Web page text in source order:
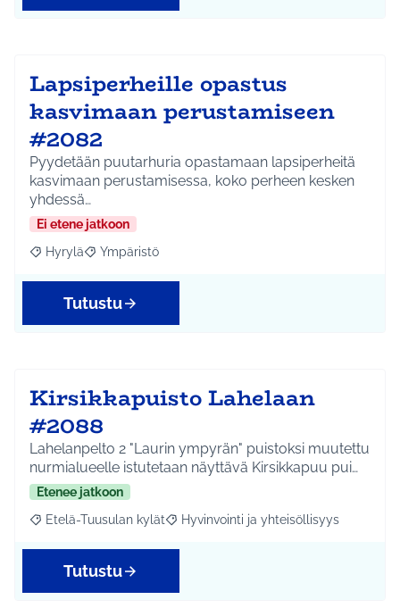
Lapsiperheille opastus
kasvimaan perustamiseen
#2082
Pyydetään puutarhuria opastamaan lapsiperheitä
kasvimaan perustamisessa, koko perheen kesken
yhdessä…
Ei etene jatkoon
Rajaa tulokset aihepiirin mukaan: Hyrylä
Hyrylä Rajaa tulokset teeman mukaan: Ympäristö
Ympäristö
Tutustu
Kirsikkapuisto Lahelaan
#2088
Lahelanpelto 2 "Laurin ympyrän" puistoksi muutettu
nurmialueelle istutetaan näyttävä Kirsikkapuu pui…
Etenee jatkoon
Rajaa tulokset aihepiirin mukaan: Etelä-Tuusulan kylät
Etelä-Tuusulan kylät Rajaa tulokset teeman mukaan:
Hyvinvointi ja yhteisöllisyys
Tutustu